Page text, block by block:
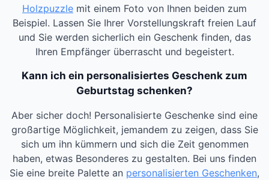
Holzpuzzle mit einem Foto von Ihnen beiden zum
Beispiel. Lassen Sie Ihrer Vorstellungskraft freien Lauf
und Sie werden sicherlich ein Geschenk finden, das
Ihren Empfänger überrascht und begeistert.
Kann ich ein personalisiertes Geschenk zum
Geburtstag schenken?
Aber sicher doch! Personalisierte Geschenke sind eine
großartige Möglichkeit, jemandem zu zeigen, dass Sie
sich um ihn kümmern und sich die Zeit genommen
haben, etwas Besonderes zu gestalten. Bei uns finden
Sie eine breite Palette an personalisierten Geschenken,